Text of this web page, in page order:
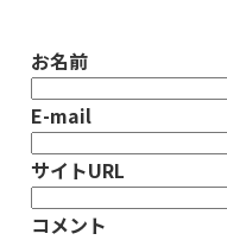
お名前
E-mail
サイトURL
コメント